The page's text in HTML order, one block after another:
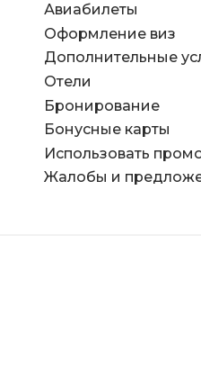
Авиабилеты
Оформление виз
Дополнительные
Отели
Бронирование
Бонусные карты
Использовать
Жалобы и